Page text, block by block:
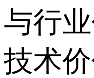
与行业
技术